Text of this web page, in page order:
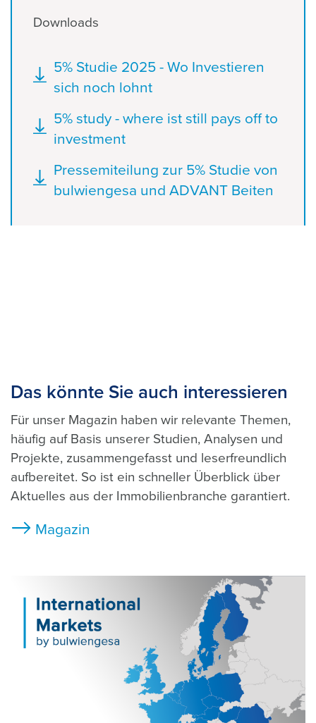
Downloads
Dokument
5% Studie 2025 - Wo Investieren
sich noch lohnt
Dokument
5% study - where ist still pays off to
investment
Dokument
Pressemiteilung zur 5% Studie von
bulwiengesa und ADVANT Beiten
Das könnte Sie auch interessieren
Für unser Magazin haben wir relevante Themen,
häufig auf Basis unserer Studien, Analysen und
Projekte, zusammengefasst und leserfreundlich
aufbereitet. So ist ein schneller Überblick über
Aktuelles aus der Immobilienbranche garantiert.
Magazin